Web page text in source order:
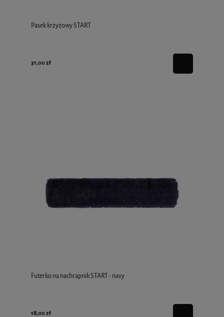
Pasek krzyżowy START
31,00 zł
Futerko na nachrapnik START - navy
18,00 zł